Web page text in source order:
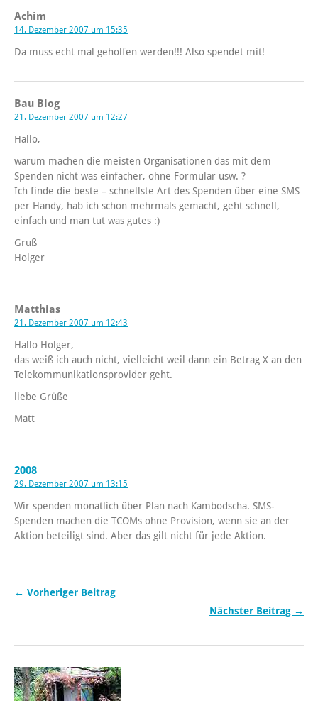
Achim
14. Dezember 2007 um 15:35
Da muss echt mal geholfen werden!!! Also spendet mit!
Bau Blog
21. Dezember 2007 um 12:27
Hallo,
warum machen die meisten Organisationen das mit dem
Spenden nicht was einfacher, ohne Formular usw. ?
Ich finde die beste – schnellste Art des Spenden über eine SMS
per Handy, hab ich schon mehrmals gemacht, geht schnell,
einfach und man tut was gutes :)
Gruß
Holger
Matthias
21. Dezember 2007 um 12:43
Hallo Holger,
das weiß ich auch nicht, vielleicht weil dann ein Betrag X an den
Telekommunikationsprovider geht.
liebe Grüße
Matt
2008
29. Dezember 2007 um 13:15
Wir spenden monatlich über Plan nach Kambodscha. SMS-
Spenden machen die TCOMs ohne Provision, wenn sie an der
Aktion beteiligt sind. Aber das gilt nicht für jede Aktion.
← Vorheriger Beitrag
Nächster Beitrag →